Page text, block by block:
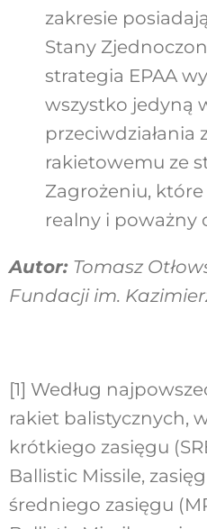
zakresie
Stany
strategia EPAA
wszystko jedyną
przeciwdziałania
rakietowemu ze
Zagrożeniu,
realny i poważny
Autor: Tomasz
Fundacji im.
[1] Według
rakiet balistycznych,
krótkiego zasięgu
Ballistic Missile,
średniego zasięgu